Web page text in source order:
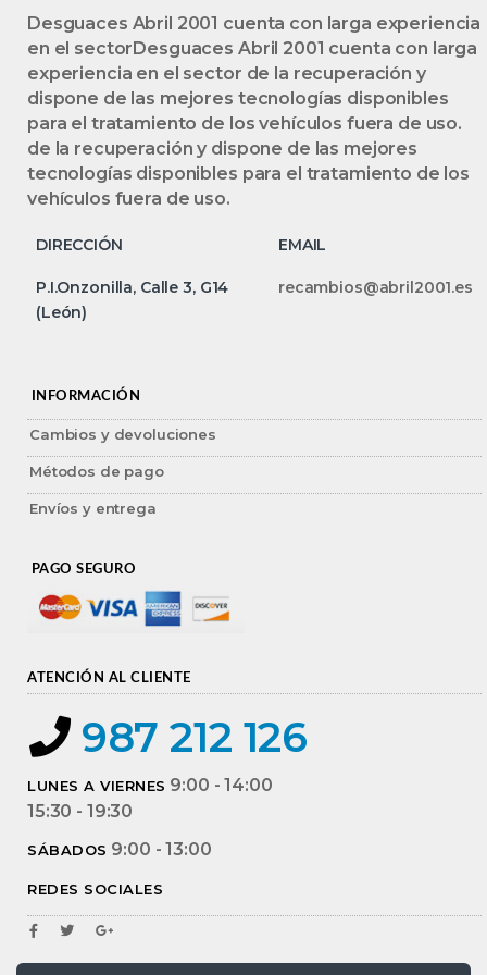
Desguaces Abril 2001 cuenta con larga experiencia
en el sectorDesguaces Abril 2001 cuenta con larga
experiencia en el sector de la recuperación y
dispone de las mejores tecnologías disponibles
para el tratamiento de los vehículos fuera de uso.
de la recuperación y dispone de las mejores
tecnologías disponibles para el tratamiento de los
vehículos fuera de uso.
DIRECCIÓN EMAIL
P.I.Onzonilla, Calle 3, G14
(León)
recambios@abril2001.es
INFORMACIÓN
Cambios y devoluciones
Métodos de pago
Envíos y entrega
PAGO SEGURO
ATENCIÓN AL CLIENTE
987 212 126
LUNES A VIERNES 9:00 - 14:00
15:30 - 19:30
SÁBADOS 9:00 - 13:00
REDES SOCIALES